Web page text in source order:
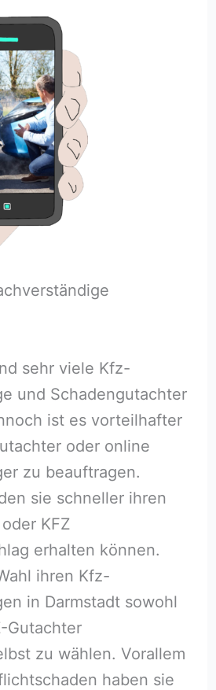
sehr viele Kfz-
und Schadengutachter
ist es vorteilhafter
oder online
zu beauftragen.
sie schneller ihren
KFZ
erhalten können.
ihren Kfz-
in Darmstadt sowohl
Gutachter
zu wählen. Vorallem
haben sie